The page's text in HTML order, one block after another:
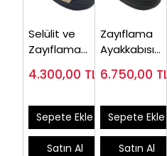
Selülit ve
Zayıflama
Bej ZT22J
4.300,00 TL
Sepete Ekle
Satın Al
Zayıflama
Ayakkabısı
6.750,00 TL
Sepete Ekle
Satın Al